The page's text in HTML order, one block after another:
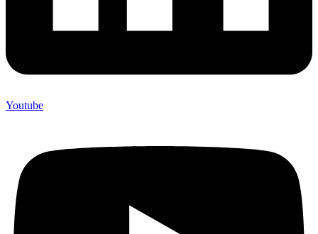
Youtube